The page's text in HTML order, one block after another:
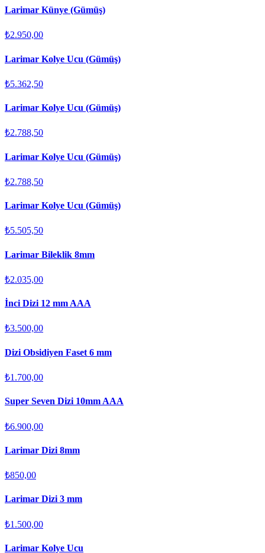
Larimar Künye (Gümüş)
₺2.950,00
Larimar Kolye Ucu (Gümüş)
₺5.362,50
Larimar Kolye Ucu (Gümüş)
₺2.788,50
Larimar Kolye Ucu (Gümüş)
₺2.788,50
Larimar Kolye Ucu (Gümüş)
₺5.505,50
Larimar Bileklik 8mm
₺2.035,00
İnci Dizi 12 mm AAA
₺3.500,00
Dizi Obsidiyen Faset 6 mm
₺1.700,00
Super Seven Dizi 10mm AAA
₺6.900,00
Larimar Dizi 8mm
₺850,00
Larimar Dizi 3 mm
₺1.500,00
Larimar Kolye Ucu